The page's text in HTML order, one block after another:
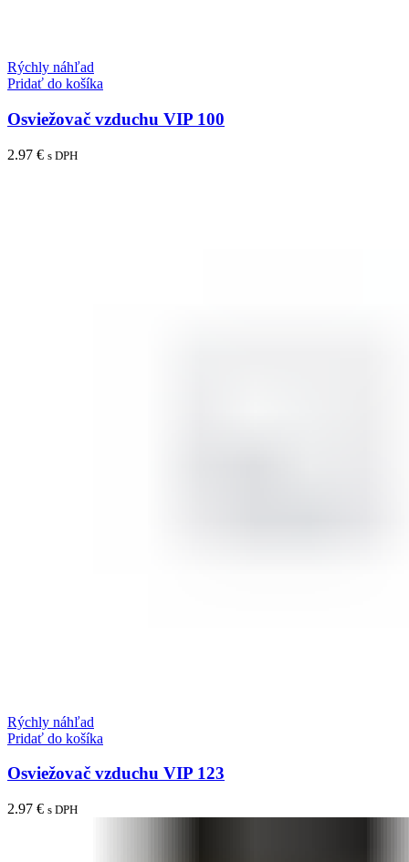
Rýchly náhľad
Pridať do košíka
Osviežovač vzduchu VIP 100
2.97 € s DPH
Rýchly náhľad
Pridať do košíka
Osviežovač vzduchu VIP 123
2.97 € s DPH